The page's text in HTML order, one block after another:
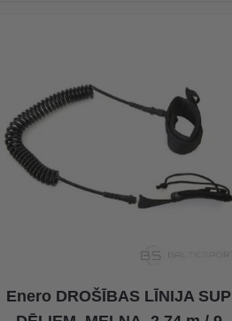
Enero DROŠĪBAS LĪNIJA SUP